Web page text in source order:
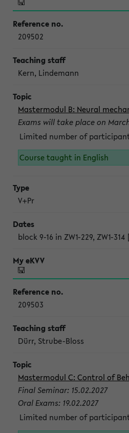
209502
Kern, Lindemann
Mastermodul B: Neural
Exams will take place on
Limited number of
Course taught in English
V+Pr
block 9-16 in ZW1-229, ZW1-314
209503
Dürr, Strube-Bloss
Mastermodul C: Control of
Final Seminar: 15.02.2027
Oral Exams: 19.02.2027
Limited number of